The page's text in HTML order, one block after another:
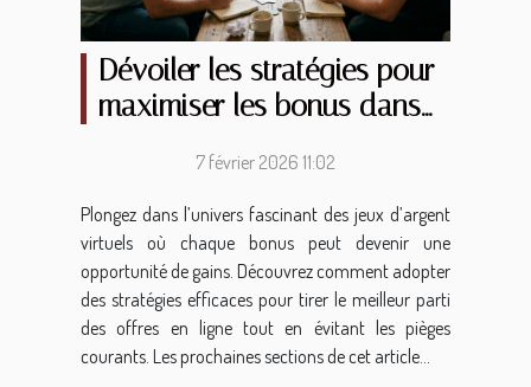
Dévoiler les stratégies pour
maximiser les bonus dans
7 février 2026 11:02
Plongez dans l’univers fascinant des jeux d’argent
virtuels où chaque bonus peut devenir une
opportunité de gains. Découvrez comment adopter
des stratégies efficaces pour tirer le meilleur parti
des offres en ligne tout en évitant les pièges
courants. Les prochaines sections de cet article...